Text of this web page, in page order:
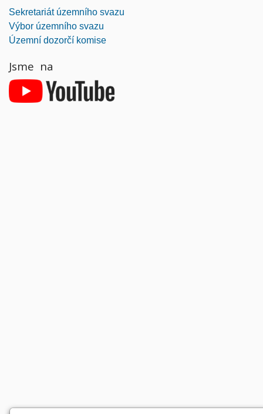
Sekretariát územního svazu
Výbor územního svazu
Územní dozorčí komise
Jsme na